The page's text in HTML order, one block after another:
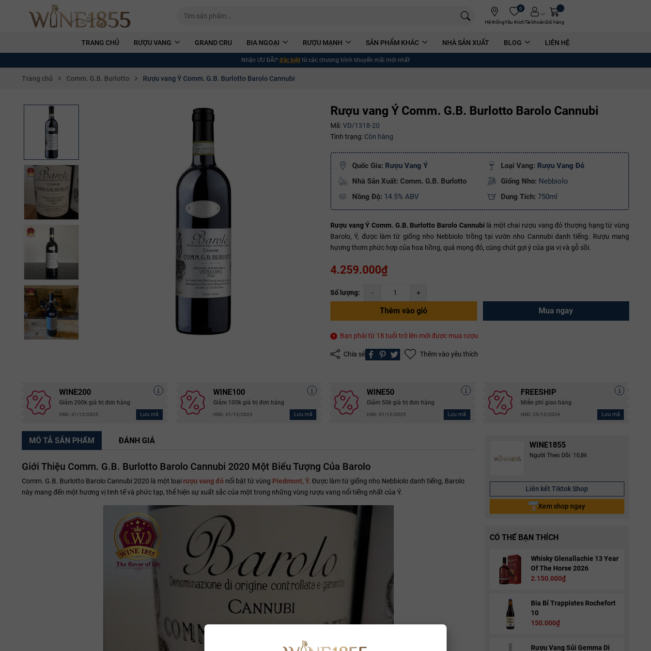
Hệ thống
0
Yêu thíchTài khoảnGiỏ hàng
TRANG CHỦ RƯỢU VANG GRAND CRU BIA NGOẠI RƯỢU MẠNH SẢN PHẨM KHÁC NHÀ SẢN XUẤT BLOG LIÊN HỆ
Nhận ƯU ĐÃI* đặc biệt từ các chương trình khuyến mãi mới nhất
Trang chủ Comm. G.B. Burlotto Rượu vang Ý Comm. G.B. Burlotto Barolo Cannubi
Rượu vang Ý Comm. G.B. Burlotto Barolo Cannubi
Mã:VD/1318-20
Tình trạng: Còn hàng
Quốc Gia: Rượu Vang Ý Loại Vang: Rượu Vang Đỏ
Nhà Sản Xuất: Comm. G.B. Burlotto
Giống Nho: Nebbiolo
Nồng Độ: 14.5% ABV Dung Tích: 750ml
Rượu vang Ý Comm. G.B. Burlotto Barolo Cannubi là một chai rượu vang đỏ thượng hạng từ vùng
Barolo, Ý, được làm từ giống nho Nebbiolo trồng tại vườn nho Cannubi danh tiếng. Rượu mang
hương thơm phức hợp của hoa hồng, quả mọng đỏ, cùng chút gợi ý của gia vị và gỗ sồi.
4.259.000₫
Số lượng: - +
Thêm vào giỏ Mua ngay
Bạn phải từ 18 tuổi trở lên mới được mua rượu
Chia sẻ Thêm vào yêu thích
WINE200
Giảm 200k giá trị đơn hàng
HSD: 31/12/2025 Lưu mã
WINE100
Giảm 100k giá trị đơn hàng
HSD: 31/12/2025 Lưu mã
WINE50
Giảm 50k giá trị đơn hàng
HSD: 31/12/2025 Lưu mã
FREESHIP
Miễn phí giao hàng
HSD: 25/12/2024 Lưu mã
Mã giảm giá:
WINE1855
Người Theo Dõi: 10,8k
Liên kết Tiktok Shop
Xem shop ngay
CÓ THỂ BẠN THÍCH
Whisky Glenallachie 13 Year
Of The Horse 2026
2.150.000₫
Bia Bỉ Trappistes Rochefort
10
150.000₫
Rượu Vang Sủi Gemma Di
MÔ TẢ SẢN PHẨM ĐÁNH GIÁ
Giới Thiệu Comm. G.B. Burlotto Barolo Cannubi 2020 Một Biểu Tượng Của Barolo
Comm. G.B. Burlotto Barolo Cannubi 2020 là một loại rượu vang đỏ nổi bật từ vùng Piedmont, Ý. Được làm từ giống nho Nebbiolo danh tiếng, Barolo
này mang đến một hương vị tinh tế và phức tạp, thể hiện sự xuất sắc của một trong những vùng rượu vang nổi tiếng nhất của Ý.